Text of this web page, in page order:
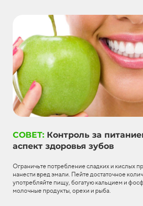
СОВЕТ: Контроль за
аспект здоровья зубов
Ограничьте потребление сладких и кислых
нанести вред эмали. Пейте достаточное
употребляйте пищу, богатую кальцием и
молочные продукты, орехи и рыба.